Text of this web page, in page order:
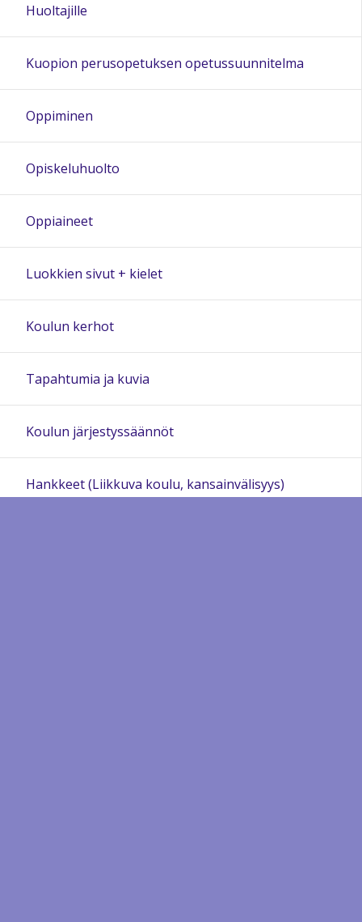
Huoltajille
Kuopion perusopetuksen opetussuunnitelma
Oppiminen
Opiskeluhuolto
Oppiaineet
Luokkien sivut + kielet
Koulun kerhot
Tapahtumia ja kuvia
Koulun järjestyssäännöt
Hankkeet (Liikkuva koulu, kansainvälisyys)